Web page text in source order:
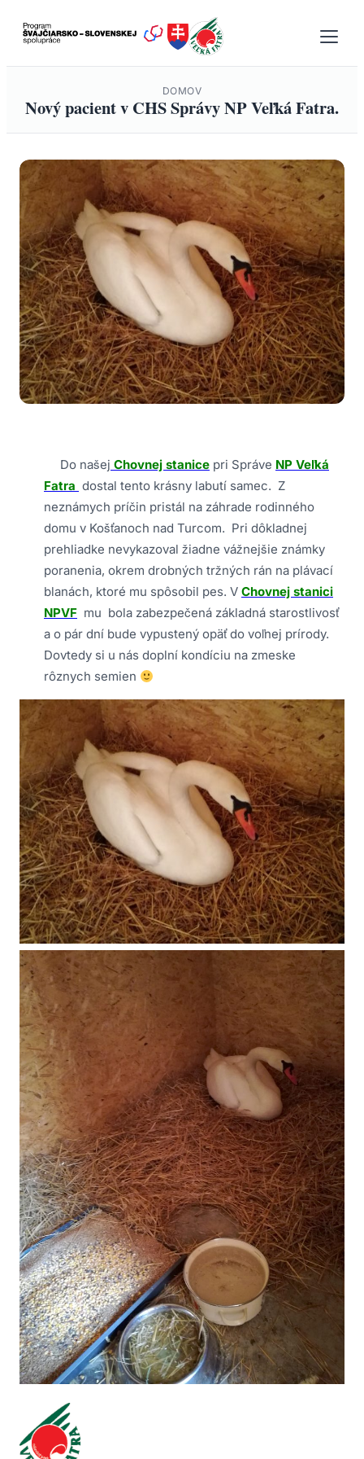
DOMOV
Nový pacient v CHS Správy NP Veľká Fatra.
Do našej Chovnej stanice pri Správe NP Veľká
Fatra dostal tento krásny labutí samec. Z
neznámych príčin pristál na záhrade rodinného
domu v Košťanoch nad Turcom. Pri dôkladnej
prehliadke nevykazoval žiadne vážnejšie známky
poranenia, okrem drobných tržných rán na plávací
blanách, ktoré mu spôsobil pes. V Chovnej stanici
NPVF mu bola zabezpečená základná starostlivosť
a o pár dní bude vypustený opäť do voľnej prírody.
Dovtedy si u nás doplní kondíciu na zmeske
rôznych semien